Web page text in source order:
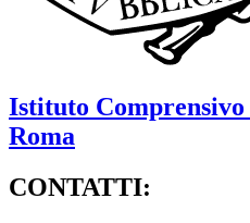
Istituto Comprensivo
Roma
CONTATTI: